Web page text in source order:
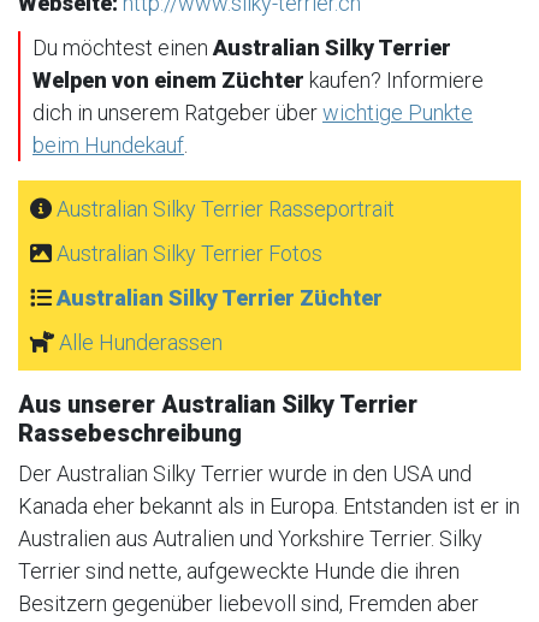
Du möchtest einen Australian Silky Terrier
Welpen von einem Züchter kaufen? Informiere
dich in unserem Ratgeber überwichtige Punkte
beim Hundekauf
Australian Silky Terrier Rasseportrait
Australian Silky Terrier Fotos
Australian Silky Terrier Züchter
Alle Hunderassen
Aus unserer Australian Silky Terrier
Rassebeschreibung
Der Australian Silky Terrier wurde in den USA und
Kanada eher bekannt als in Europa. Entstanden ist er in
Australien aus Autralien und Yorkshire Terrier. Silky
Terrier sind nette, aufgeweckte Hunde die ihren
Besitzern gegenüber liebevoll sind, Fremden aber